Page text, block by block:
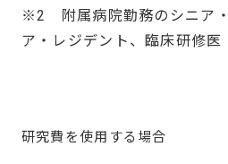
※2 附属病院勤務のシニア
ア・レジデント、臨床研修医
研究費を使用する場合